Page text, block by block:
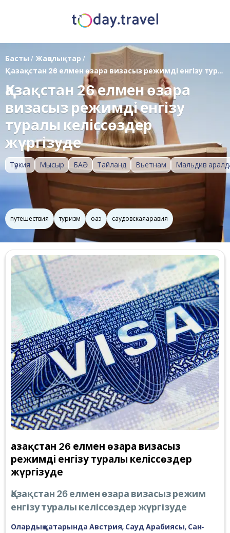
Түркия Мысыр БАӘ Тайланд Вьетнам Мальдив
Басты / Жаңалықтар /
Қазақстан 26 елмен өзара визасыз режимді енгізу туралы келіссөздер жүргізуде
Қазақстан 26 елмен өзара
визасыз режимді енгізу
туралы келіссөздер
жүргізуде
путешествия туризм оаэ саудовскаяаравия
Қазақстан 26 елмен өзара визасыз
режимді енгізу туралы келіссөздер
жүргізуде
Қазақстан 26 елмен өзара визасыз режим
енгізу туралы келіссөздер жүргізуде
Олардың қатарында Австрия, Сауд Арабиясы, Сан-